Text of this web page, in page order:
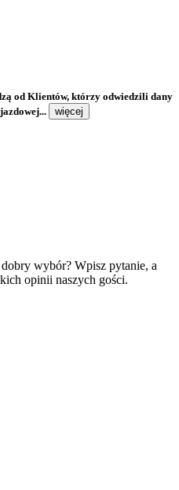
od Klientów, którzy odwiedzili dany
więcej
wybór? Wpisz pytanie, a
opinii naszych gości.